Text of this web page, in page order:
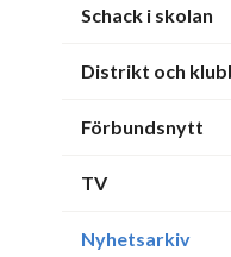
Schack i skolan
Distrikt och
Förbundsnytt
TV
Nyhetsarkiv